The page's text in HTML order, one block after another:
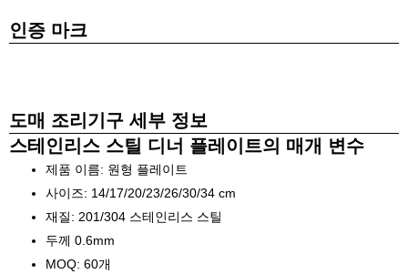
인증 마크
도매 조리기구 세부 정보
스테인리스 스틸 디너 플레이트의 매개 변수
제품 이름: 원형 플레이트
사이즈: 14/17/20/23/26/30/34 cm
재질: 201/304 스테인리스 스틸
두께 0.6mm
MOQ: 60개